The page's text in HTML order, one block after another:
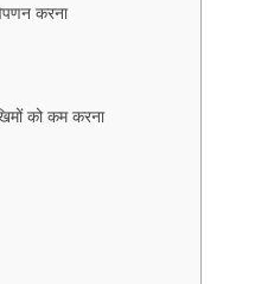
करना
को कम करना